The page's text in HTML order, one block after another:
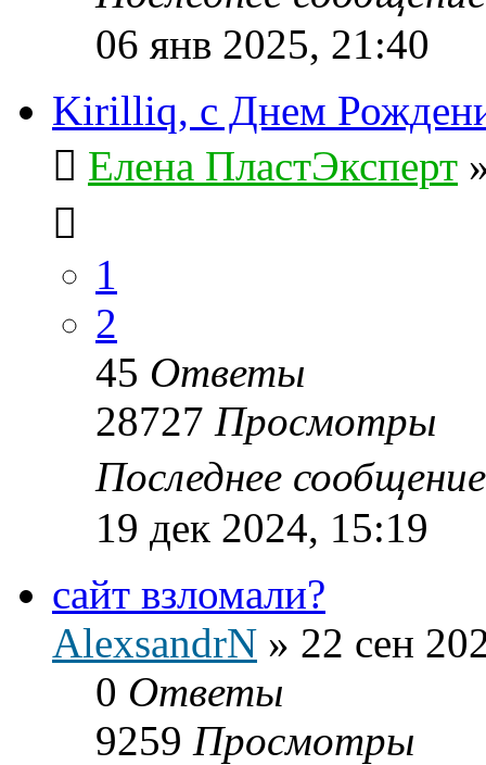
06 янв 2025, 21:40
Kirilliq, с Днем
Елена ПластЭксперт
1
2
45 Ответы
28727 Просмотры
Последнее
19 дек 2024, 15:19
сайт взломали?
AlexsandrN » 22 сен
0 Ответы
9259 Просмотры